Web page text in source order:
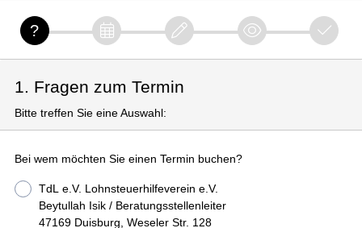
1. Fragen zum Termin
Bitte treffen Sie eine Auswahl:
Bei wem möchten Sie einen Termin buchen?
TdL e.V. Lohnsteuerhilfeverein e.V.
Beytullah Isik / Beratungsstellenleiter
47169 Duisburg, Weseler Str. 128